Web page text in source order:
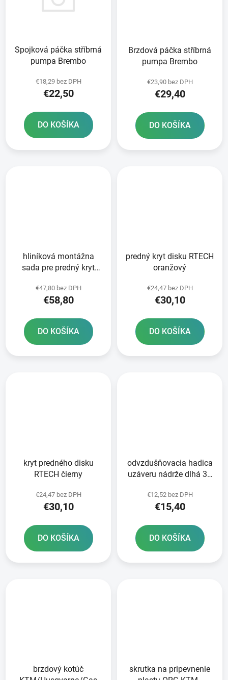
Spojková páčka stříbrná
pumpa Brembo
€18,29 bez DPH
€22,50
DO KOŠÍKA
Brzdová páčka stříbrná
pumpa Brembo
€23,90 bez DPH
€29,40
DO KOŠÍKA
hliníková montážna
sada pre predný kryt
€47,80 bez DPH
€58,80
DO KOŠÍKA
predný kryt disku RTECH
oranžový
€24,47 bez DPH
€30,10
DO KOŠÍKA
kryt predného disku
RTECH čierny
€24,47 bez DPH
€30,10
DO KOŠÍKA
odvzdušňovacia hadica
uzáveru nádrže dlhá 36
€12,52 bez DPH
€15,40
DO KOŠÍKA
brzdový kotúč
skrutka na pripevnenie